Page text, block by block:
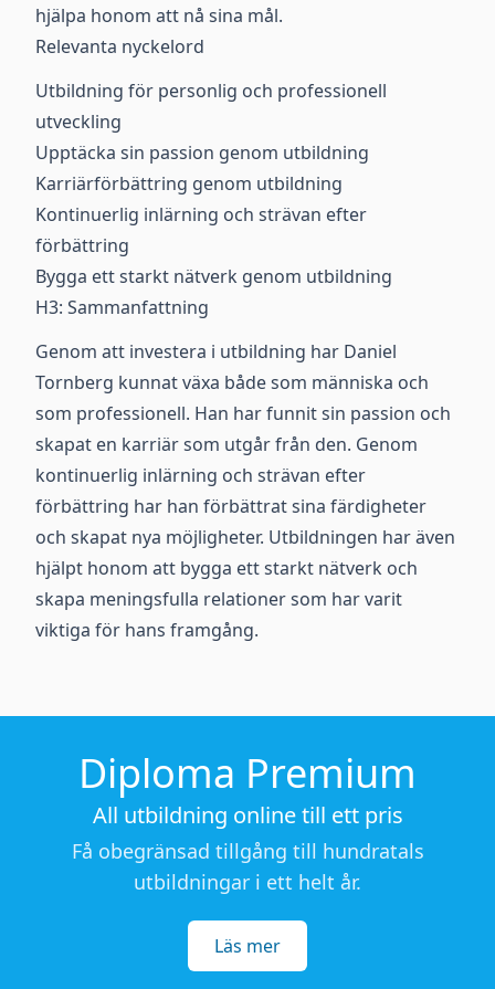
hjälpa honom att nå sina mål.
Relevanta nyckelord
Utbildning för personlig och professionell
utveckling
Upptäcka sin passion genom utbildning
Karriärförbättring genom utbildning
Kontinuerlig inlärning och strävan efter
förbättring
Bygga ett starkt nätverk genom utbildning
H3: Sammanfattning
Genom att investera i utbildning har Daniel
Tornberg kunnat växa både som människa och
som professionell. Han har funnit sin passion och
skapat en karriär som utgår från den. Genom
kontinuerlig inlärning och strävan efter
förbättring har han förbättrat sina färdigheter
och skapat nya möjligheter. Utbildningen har även
hjälpt honom att bygga ett starkt nätverk och
skapa meningsfulla relationer som har varit
viktiga för hans framgång.
Diploma Premium
All utbildning online till ett pris
Få obegränsad tillgång till hundratals
utbildningar i ett helt år.
Läs mer